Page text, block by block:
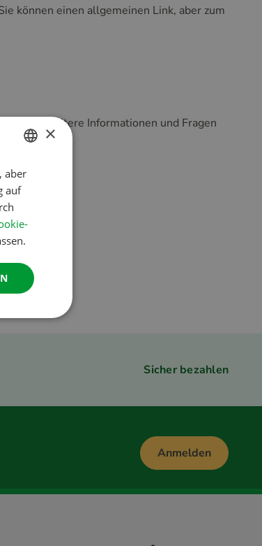
können einen allgemeinen Link, aber zum
Für weitere Informationen und Fragen
Sicher bezahlen
Anmelden
DUTCH
ENGLISH
FRENCH
GERMAN
ITALIAN
DANISH
×
aber
auf